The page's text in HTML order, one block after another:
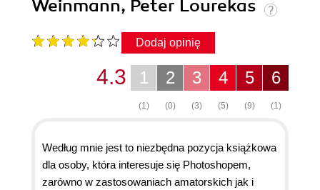
Weinmann, Peter Lourekas
Dodaj opinię
6
(1)
5
(9)
4
(5)
3
(3)
2
(0)
1
(1)
4.3
Według mnie jest to niezbędna pozycja książkowa
dla osoby, która interesuje się Photoshopem,
zarówno w zastosowaniach amatorskich jak i